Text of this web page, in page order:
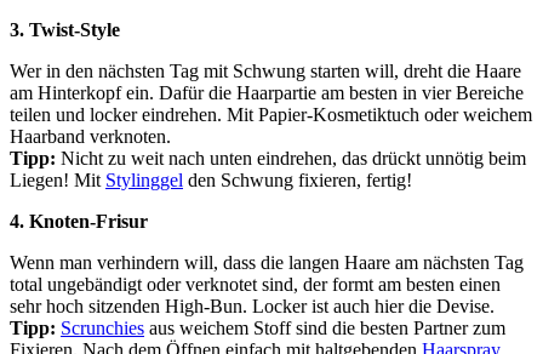
3. Twist-Style
Wer in den nächsten Tag mit Schwung starten will, dreht die Haare
am Hinterkopf ein. Dafür die Haarpartie am besten in vier Bereiche
teilen und locker eindrehen. Mit Papier-Kosmetiktuch oder weichem
Haarband verknoten.
Tipp: Nicht zu weit nach unten eindrehen, das drückt unnötig beim
Liegen! Mit Stylinggel den Schwung fixieren, fertig!
4. Knoten-Frisur
Wenn man verhindern will, dass die langen Haare am nächsten Tag
total ungebändigt oder verknotet sind, der formt am besten einen
sehr hoch sitzenden High-Bun. Locker ist auch hier die Devise.
Tipp: Scrunchies aus weichem Stoff sind die besten Partner zum
Fixieren. Nach dem Öffnen einfach mit haltgebenden Haarspray